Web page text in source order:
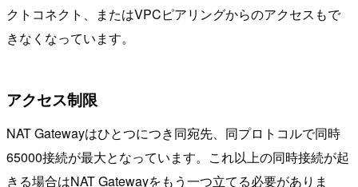
クトコネクト、またはVPCピアリングからのアクセスもで
きなくなっています。
アクセス制限
NAT Gatewayはひとつにつき同宛先、同プロトコルで同時
65000接続が最大となっています。これ以上の同時接続が起
きる場合はNAT Gatewayをもう一つ立てる必要がありま